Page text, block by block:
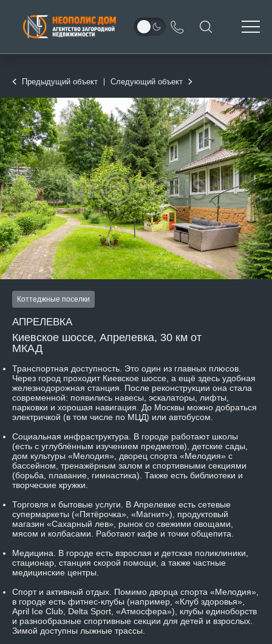
Предыдущий объект Следующий объект
Коттеджные поселки
АПРЕЛЕВКА
Киевское шоссе, Апрелевка, 30 км от
МКАД
Транспортная доступность. Это один из главных плюсов.
Через город проходит Киевское шоссе, а ещё здесь удобная
железнодорожная станция. После реконструкции она стала
современной: появились навесы, эскалаторы, лифты,
парковки и хорошая навигация. До Москвы можно добраться
электричкой (в том числе по МЦД) или автобусом.
Социальная инфраструктура.
В городе работают школы
(есть с углублённым изучением предметов), детские сады,
дом культуры «Мелодия», дворец спорта «Мелодия» с
бассейном, тренажёрным залом и спортивными секциями
(борьба, плавание, гимнастика). Также есть библиотеки и
творческие кружки.
Торговля и бытовые услуги. В Апрелевке есть сетевые
супермаркеты («Пятёрочка», «Магнит»), продуктовый
магазин «Сахарный лев», рынок со свежими овощами,
мясом и колбасами. Работают кафе и точки общепита.
Медицина.
В городе есть взрослая и детская поликлиники,
стационар, станция скорой помощи, а также частные
медицинские центры.
Спорт и активный отдых. Помимо дворца спорта «Мелодия»,
в городе есть фитнес-клубы (например, «Клуб здоровья»,
April Ice Club, Delta Sport, «Атмосфера»), клубы единоборств
и разнообразные спортивные секции для детей и взрослых.
Зимой доступны лыжные трассы.